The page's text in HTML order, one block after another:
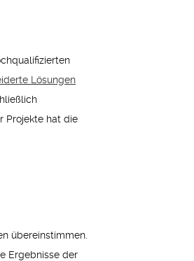
Lösungen
Projekte hat die
übereinstimmen.
Ergebnisse der